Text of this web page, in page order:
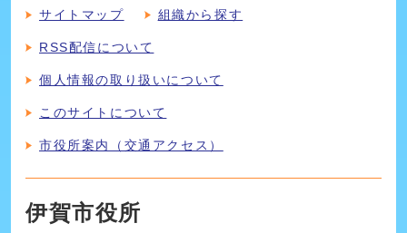
サイトマップ 組織から探す
RSS配信について
個人情報の取り扱いについて
このサイトについて
市役所案内（交通アクセス）
伊賀市役所